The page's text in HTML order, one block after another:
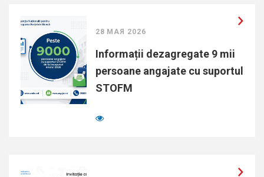
28 МАЯ 2026
Informații dezagregate 9 mii
persoane angajate cu suportul
STOFM